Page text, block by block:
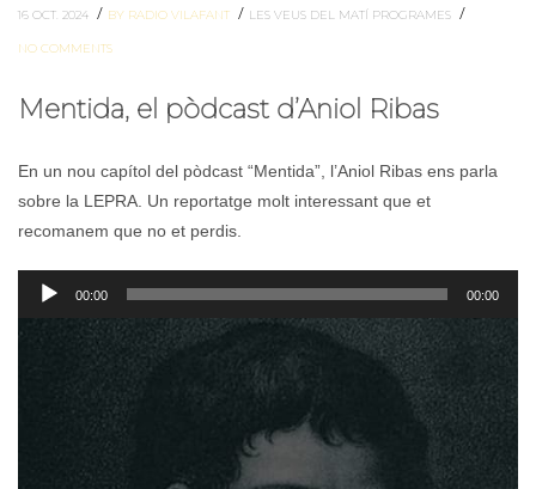
16 OCT. 2024 / BY RADIO VILAFANT / LES VEUS DEL MATÍ PROGRAMES /
NO COMMENTS
Mentida, el pòdcast d’Aniol Ribas
En un nou capítol del pòdcast “Mentida”, l’Aniol Ribas ens parla
sobre la LEPRA. Un reportatge molt interessant que et
recomanem que no et perdis.
Reproductor
d'àudio
00:00 00:00